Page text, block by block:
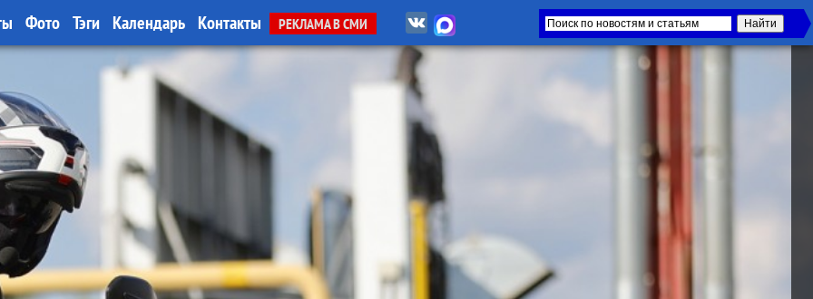
Фото Тэги Календарь Контакты РЕКЛАМА В СМИ